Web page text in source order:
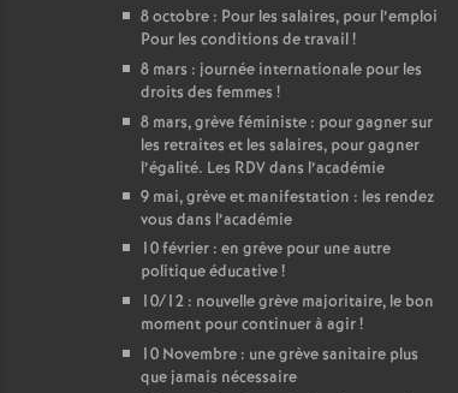
8 octobre : Pour les salaires, pour l’emploi
Pour les conditions de travail!
8 mars : journée internationale pour les
droits des femmes !
8 mars, grève féministe : pour gagner sur
les retraites et les salaires, pour gagner
l’égalité. Les RDV dans l’académie
9 mai, grève et manifestation : les rendez
vous dans l’académie
10 février : en grève pour une autre
politique éducative!
10/12 : nouvelle grève majoritaire, le bon
moment pour continuer à agir!
10 Novembre : une grève sanitaire plus
que jamais nécessaire